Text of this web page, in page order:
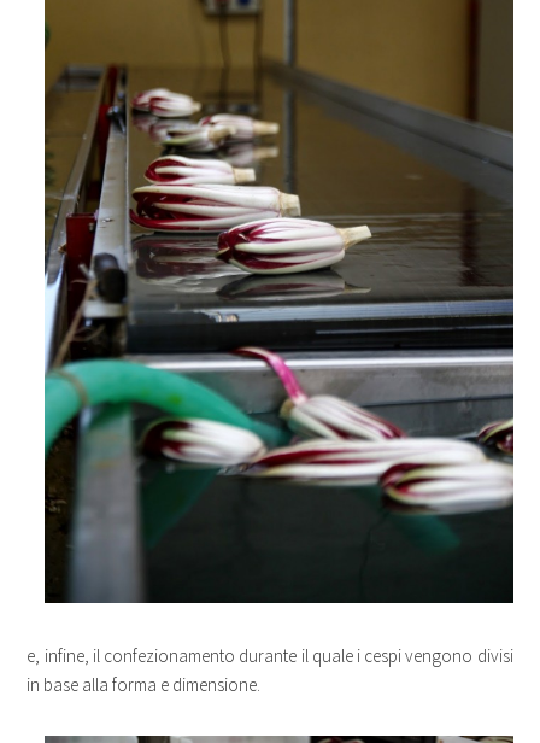
e, infine, il confezionamento durante il quale i cespi vengono divisi
in base alla forma e dimensione.